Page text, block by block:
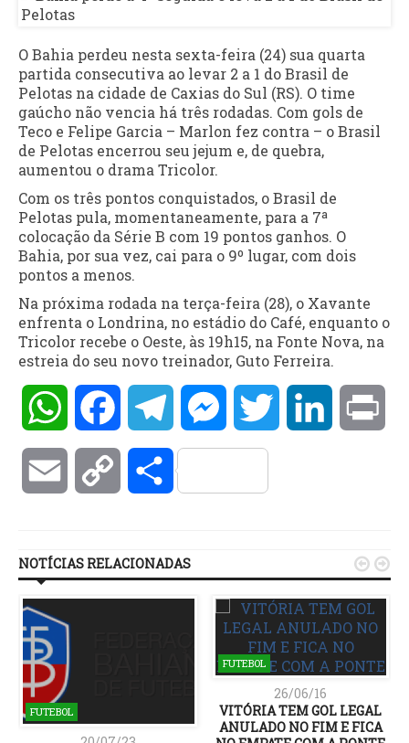
O Bahia perdeu nesta sexta-feira (24) sua quarta
partida consecutiva ao levar 2 a 1 do Brasil de
Pelotas na cidade de Caxias do Sul (RS). O time
gaúcho não vencia há três rodadas. Com gols de
Teco e Felipe Garcia – Marlon fez contra – o Brasil
de Pelotas encerrou seu jejum e, de quebra,
aumentou o drama Tricolor.
Com os três pontos conquistados, o Brasil de
Pelotas pula, momentaneamente, para a 7ª
colocação da Série B com 19 pontos ganhos. O
Bahia, por sua vez, cai para o 9º lugar, com dois
pontos a menos.
Na próxima rodada na terça-feira (28), o Xavante
enfrenta o Londrina, no estádio do Café, enquanto o
Tricolor recebe o Oeste, às 19h15, na Fonte Nova, na
estreia do seu novo treinador, Guto Ferreira.
WhatsAppFacebookTelegramMessengerTwitter LinkedIn
Email Copy Compartilhar
NOTÍCIAS RELACIONADAS
FUTEBOL
FUTEBOL
26/06/16
VITÓRIA TEM GOL LEGAL
ANULADO NO FIM E FICA
 